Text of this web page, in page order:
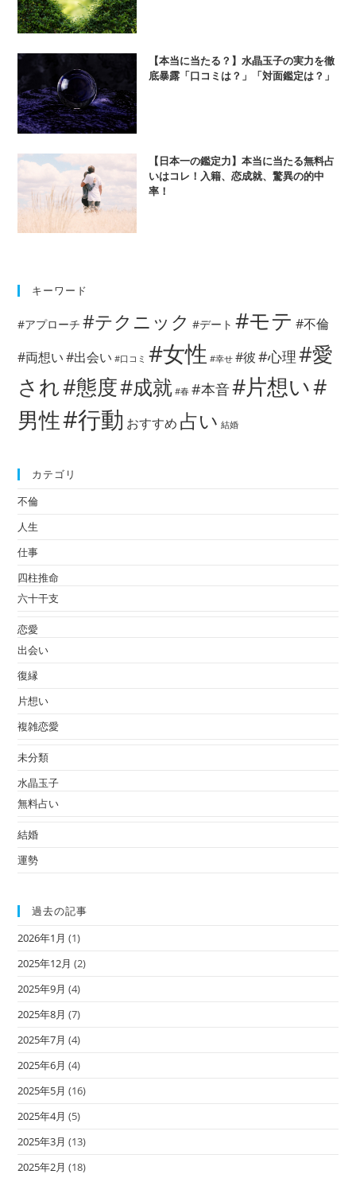
【本当に当たる？】水晶玉子の実力を徹
底暴露「口コミは？」「対面鑑定は？」
【日本一の鑑定力】本当に当たる無料占
いはコレ！入籍、恋成就、驚異の的中
率！
キーワード
#アプローチ #テクニック #デート #モテ #不倫
#両想い#出会い #口コミ #女性 #幸せ #彼#心理#愛
され#態度#成就 #春 #本音#片想い#
男性#行動 おすすめ 占い 結婚
カテゴリ
不倫
人生
仕事
四柱推命
六十干支
恋愛
出会い
復縁
片想い
複雑恋愛
未分類
水晶玉子
無料占い
結婚
運勢
過去の記事
2026年1月 (1)
2025年12月 (2)
2025年9月 (4)
2025年8月 (7)
2025年7月 (4)
2025年6月 (4)
2025年5月 (16)
2025年4月 (5)
2025年3月 (13)
2025年2月 (18)